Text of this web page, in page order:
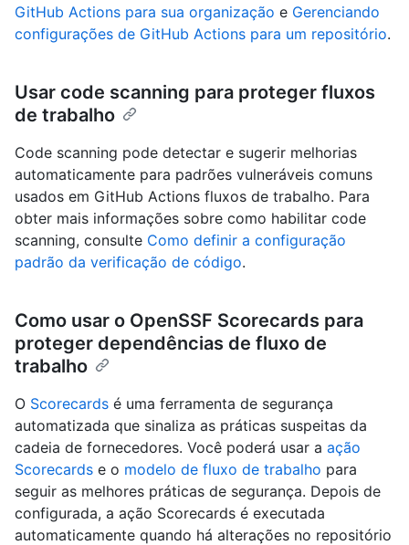
GitHub Actions para sua organização e Gerenciando
configurações de GitHub Actions para um repositório.
Usar code scanning para proteger fluxos
de trabalho
Code scanning pode detectar e sugerir melhorias
automaticamente para padrões vulneráveis comuns
usados em GitHub Actions fluxos de trabalho. Para
obter mais informações sobre como habilitar code
scanning, consulte Como definir a configuração
padrão da verificação de código.
Como usar o OpenSSF Scorecards para
proteger dependências de fluxo de
trabalho
O Scorecards é uma ferramenta de segurança
automatizada que sinaliza as práticas suspeitas da
cadeia de fornecedores. Você poderá usar a ação
Scorecards e o modelo de fluxo de trabalho para
seguir as melhores práticas de segurança. Depois de
configurada, a ação Scorecards é executada
automaticamente quando há alterações no repositório